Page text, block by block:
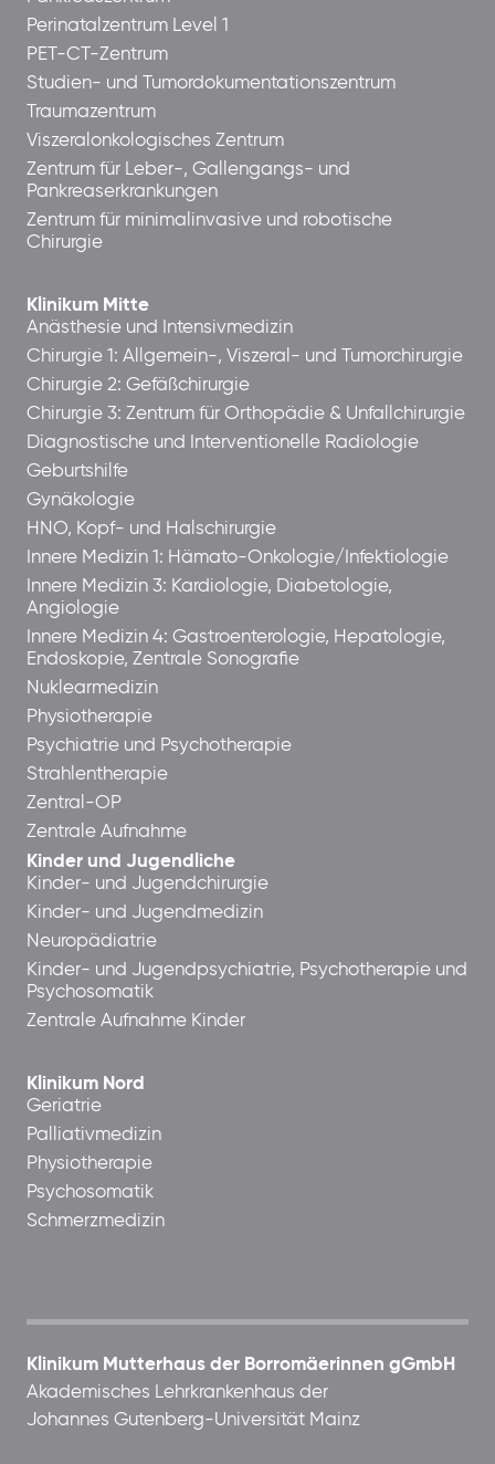
Perinatalzentrum Level 1
PET-CT-Zentrum
Studien- und Tumordokumentationszentrum
Traumazentrum
Viszeralonkologisches Zentrum
Zentrum für Leber-, Gallengangs- und
Pankreaserkrankungen
Zentrum für minimalinvasive und robotische
Chirurgie
Klinikum Mitte
Anästhesie und Intensivmedizin
Chirurgie 1: Allgemein-, Viszeral- und Tumorchirurgie
Chirurgie 2: Gefäßchirurgie
Chirurgie 3: Zentrum für Orthopädie & Unfallchirurgie
Diagnostische und Interventionelle Radiologie
Geburtshilfe
Gynäkologie
HNO, Kopf- und Halschirurgie
Innere Medizin 1: Hämato-Onkologie/Infektiologie
Innere Medizin 3: Kardiologie, Diabetologie,
Angiologie
Innere Medizin 4: Gastroenterologie, Hepatologie,
Endoskopie, Zentrale Sonografie
Nuklearmedizin
Physiotherapie
Psychiatrie und Psychotherapie
Strahlentherapie
Zentral-OP
Zentrale Aufnahme
Kinder und Jugendliche
Kinder- und Jugendchirurgie
Kinder- und Jugendmedizin
Neuropädiatrie
Kinder- und Jugendpsychiatrie, Psychotherapie und
Psychosomatik
Zentrale Aufnahme Kinder
Klinikum Nord
Geriatrie
Palliativmedizin
Physiotherapie
Psychosomatik
Schmerzmedizin
Klinikum Mutterhaus der Borromäerinnen gGmbH
Akademisches Lehrkrankenhaus der
Johannes Gutenberg-Universität Mainz